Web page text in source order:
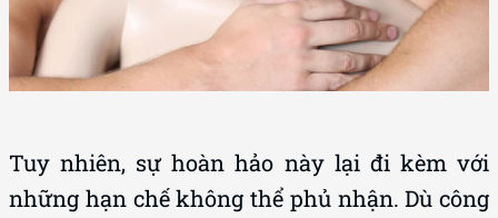
Tuy nhiên, sự hoàn hảo này lại đi kèm với
những hạn chế không thể phủ nhận. Dù công